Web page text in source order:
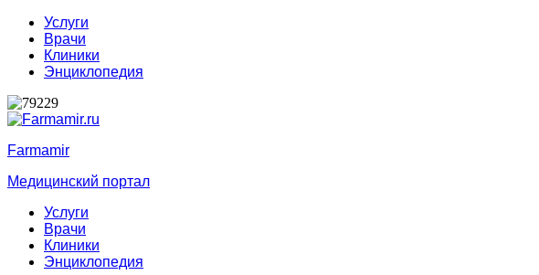
Услуги
Врачи
Клиники
Энциклопедия
Farmamir
Медицинский портал
Услуги
Врачи
Клиники
Энциклопедия